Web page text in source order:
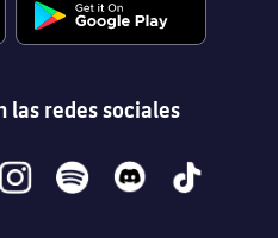
las redes sociales
instagramspotify discord tiktok